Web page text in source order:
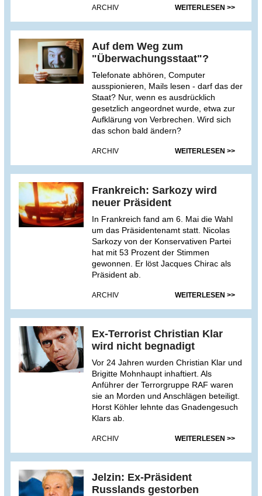
ARCHIV WEITERLESEN >>
Auf dem Weg zum
"Überwachungsstaat"?
Telefonate abhören, Computer
ausspionieren, Mails lesen - darf das der
Staat? Nur, wenn es ausdrücklich
gesetzlich angeordnet wurde, etwa zur
Aufklärung von Verbrechen. Wird sich
das schon bald ändern?
ARCHIV WEITERLESEN >>
Frankreich: Sarkozy wird
neuer Präsident
In Frankreich fand am 6. Mai die Wahl
um das Präsidentenamt statt. Nicolas
Sarkozy von der Konservativen Partei
hat mit 53 Prozent der Stimmen
gewonnen. Er löst Jacques Chirac als
Präsident ab.
ARCHIV WEITERLESEN >>
Ex-Terrorist Christian Klar
wird nicht begnadigt
Vor 24 Jahren wurden Christian Klar und
Brigitte Mohnhaupt inhaftiert. Als
Anführer der Terrorgruppe RAF waren
sie an Morden und Anschlägen beteiligt.
Horst Köhler lehnte das Gnadengesuch
Klars ab.
ARCHIV WEITERLESEN >>
Jelzin: Ex-Präsident
Russlands gestorben